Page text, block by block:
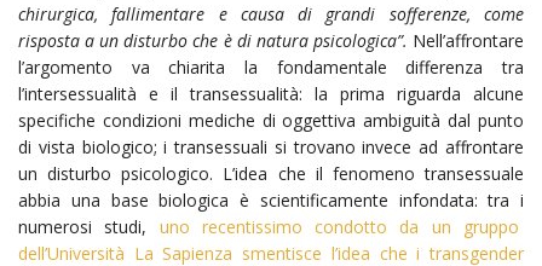
chirurgica, fallimentare e causa di grandi sofferenze, come
risposta a un disturbo che è di natura psicologica”. Nell’affrontare
l’argomento va chiarita la fondamentale differenza tra
l’intersessualità e il transessualità: la prima riguarda alcune
specifiche condizioni mediche di oggettiva ambiguità dal punto
di vista biologico; i transessuali si trovano invece ad affrontare
un disturbo psicologico. L’idea che il fenomeno transessuale
abbia una base biologica è scientificamente infondata: tra i
numerosi studi, uno recentissimo condotto da un gruppo
dell’Università La Sapienza smentisce l’idea che i transgender